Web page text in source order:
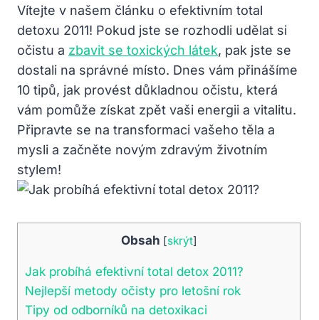
Vítejte ⁤v⁢ našem článku o efektivním ‍total
detoxu 2011! Pokud jste se rozhodli udělat si
očistu a zbavit se toxických látek, ⁢pak⁤ jste⁤ se
dostali na správné místo. Dnes vám přinášíme
10 tipů, jak​ provést důkladnou očistu,⁣ která
vám pomůže ⁢získat zpět vaši energii a‌ vitalitu.
Připravte se⁢ na⁣ transformaci vašeho těla a
‍mysli⁣ a začněte novým zdravým životním‌
stylem!
Obsah [skrýt]
Jak‍ probíhá efektivní‍ total detox 2011?
Nejlepší metody očisty ‌pro⁢ letošní rok
Tipy ‍od odborníků na detoxikaci